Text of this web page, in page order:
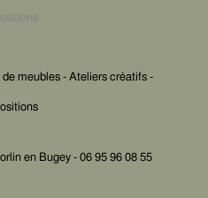
meubles - Ateliers créatifs -
en Bugey - 06 95 96 08 55